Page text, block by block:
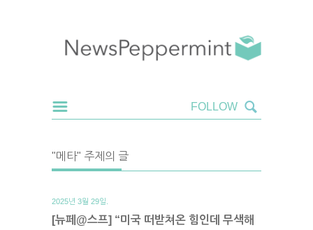
"메타" 주제의 글
2025년 3월 29일.
[뉴페@스프] “미국 떠받쳐온 힘인데 무색해